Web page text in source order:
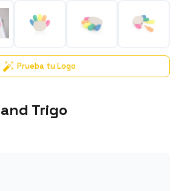
Prueba tu Logo
Trigo